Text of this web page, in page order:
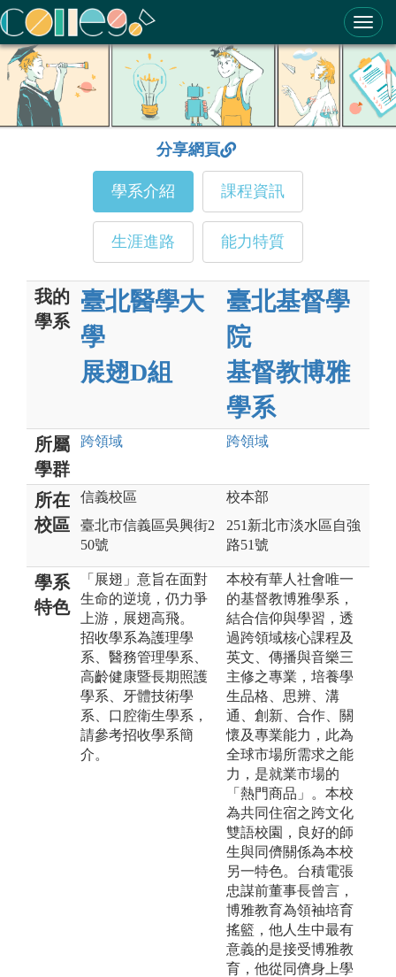
ColleGo! 大學選才與高中育才輔助系統
分享網頁
學系介紹 課程資訊
生涯進路 能力特質
我的
學系
臺北醫學大
學
展翅D組
臺北基督學
院
基督教博雅
學系
所屬
學群
跨領域 跨領域
所在
校區
信義校區
臺北市信義區吳興街2
50號
校本部
251新北市淡水區自強
路51號
學系
特色
「展翅」意旨在面對
生命的逆境，仍力爭
上游，展翅高飛。
招收學系為護理學
系、醫務管理學系、
高齡健康暨長期照護
學系、牙體技術學
系、口腔衛生學系，
請參考招收學系簡
介。
本校有華人社會唯一
的基督教博雅學系，
結合信仰與學習，透
過跨領域核心課程及
英文、傳播與音樂三
主修之專業，培養學
生品格、思辨、溝
通、創新、合作、關
懷及專業能力，此為
全球市場所需求之能
力，是就業市場的
「熱門商品」。本校
為共同住宿之跨文化
雙語校園，良好的師
生與同儕關係為本校
另一特色。台積電張
忠謀前董事長曾言，
博雅教育為領袖培育
搖籃，他人生中最有
意義的是接受博雅教
育，他從同儕身上學